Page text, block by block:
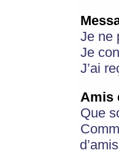
Je ne
Je
J’ai
Amis
Que